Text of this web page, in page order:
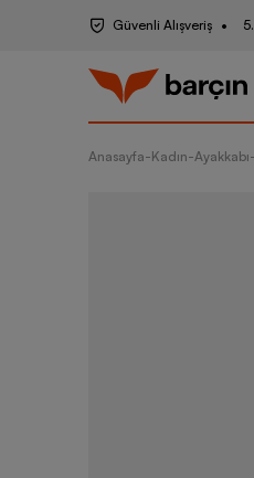
Güvenli Alışveriş
Anasayfa-Kadın-Ayakkabı-